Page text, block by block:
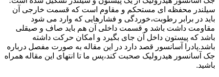
سیلندر محفظه ای مستحکم و مقاوم است که قسمت خارجی آن
باید در برابر رطوبت،خوردگی و فشارهایی که وارد می شود
مقاومت داشت باشد و قسمت داخلی آن هم باید صاف و صیقلی
باشد که پیستون داخل آن جای بگیرد و امکان حرکت داشته
باشد.پادرا آسانسور قصد دارد در این مقاله به صورت مفصل درباره
جک آسانسور هیدرولیک صحبت کند،پس ما تا انتهای این مقاله همراه
باشید.